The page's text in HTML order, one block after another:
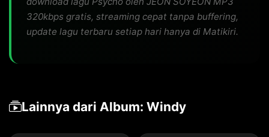
320kbps gratis, streaming cepat tanpa buffering,
update lagu terbaru setiap hari hanya di Matikiri.
Lainnya dari Album: Windy